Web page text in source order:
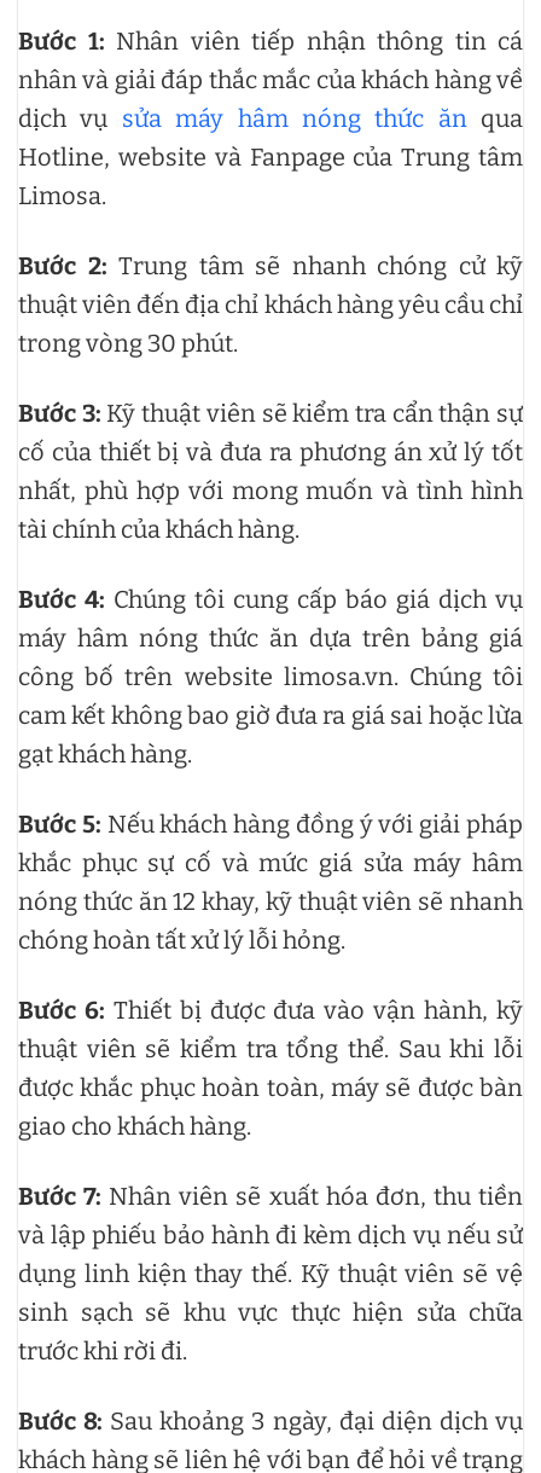
Bước 1: Nhân viên tiếp nhận thông tin cá
nhân và giải đáp thắc mắc của khách hàng về
dịch vụ sửa máy hâm nóng thức ănqua
Hotline, website và Fanpage của Trung tâm
Limosa.
Bước 2: Trung tâm sẽ nhanh chóng cử kỹ
thuật viên đến địa chỉ khách hàng yêu cầu chỉ
trong vòng 30 phút.
Bước 3: Kỹ thuật viên sẽ kiểm tra cẩn thận sự
cố của thiết bị và đưa ra phương án xử lý tốt
nhất, phù hợp với mong muốn và tình hình
tài chính của khách hàng.
Bước 4: Chúng tôi cung cấp báo giá dịch vụ
máy hâm nóng thức ăn dựa trên bảng giá
công bố trên website limosa.vn. Chúng tôi
cam kết không bao giờ đưa ra giá sai hoặc lừa
gạt khách hàng.
Bước 5: Nếu khách hàng đồng ý với giải pháp
khắc phục sự cố và mức giá sửa máy hâm
nóng thức ăn 12 khay, kỹ thuật viên sẽ nhanh
chóng hoàn tất xử lý lỗi hỏng.
Bước 6: Thiết bị được đưa vào vận hành, kỹ
thuật viên sẽ kiểm tra tổng thể. Sau khi lỗi
được khắc phục hoàn toàn, máy sẽ được bàn
giao cho khách hàng.
Bước 7: Nhân viên sẽ xuất hóa đơn, thu tiền
và lập phiếu bảo hành đi kèm dịch vụ nếu sử
dụng linh kiện thay thế. Kỹ thuật viên sẽ vệ
sinh sạch sẽ khu vực thực hiện sửa chữa
trước khi rời đi.
Bước 8: Sau khoảng 3 ngày, đại diện dịch vụ
khách hàng sẽ liên hệ với bạn để hỏi về trạng